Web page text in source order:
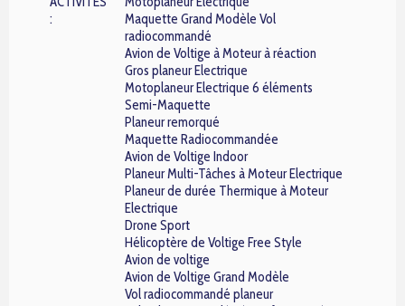
:
Maquette Grand Modèle Vol
radiocommandé
Avion de Voltige à Moteur à réaction
Gros planeur Electrique
Motoplaneur Electrique 6 éléments
Semi-Maquette
Planeur remorqué
Maquette Radiocommandée
Avion de Voltige Indoor
Planeur Multi-Tâches à Moteur Electrique
Planeur de durée Thermique à Moteur
Electrique
Drone Sport
Hélicoptère de Voltige Free Style
Avion de voltige
Avion de Voltige Grand Modèle
Vol radiocommandé planeur